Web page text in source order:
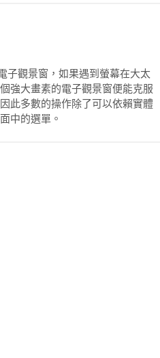
子觀景窗，如果遇到螢幕在大太
強大畫素的電子觀景窗便能克服
此多數的操作除了可以依賴實體
中的選單。